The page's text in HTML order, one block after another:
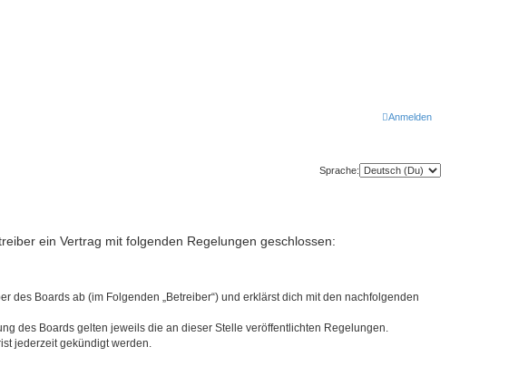
Anmelden
Sprache:
ein Vertrag mit folgenden Regelungen geschlossen:
des Boards ab (im Folgenden „Betreiber“) und erklärst dich mit den nachfolgenden
des Boards gelten jeweils die an dieser Stelle veröffentlichten Regelungen.
jederzeit gekündigt werden.